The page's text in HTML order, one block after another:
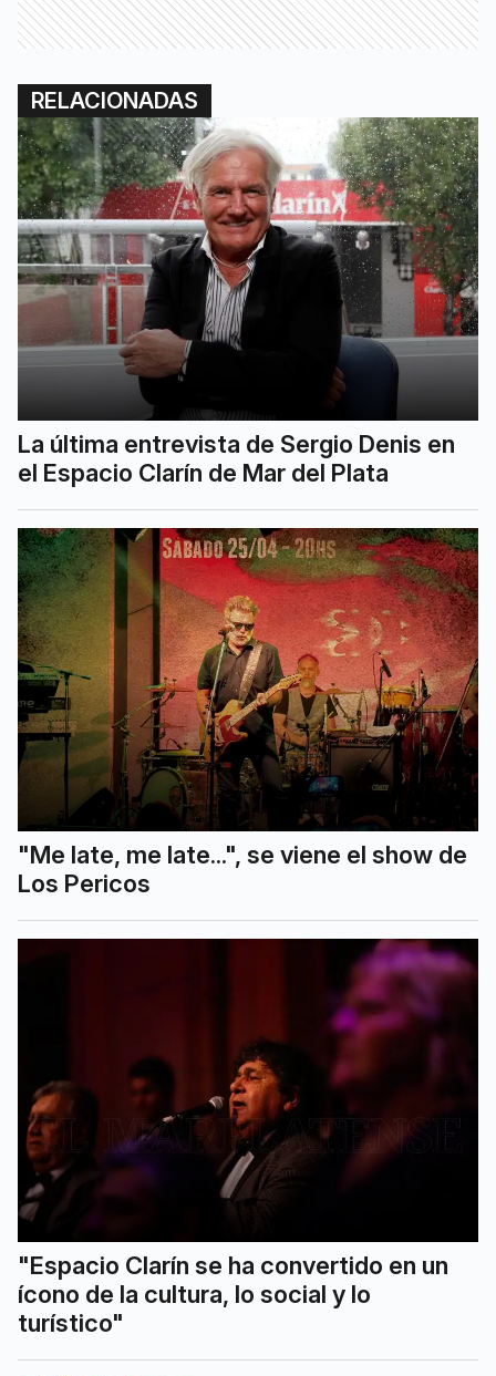
RELACIONADAS
La última entrevista de Sergio Denis en
el Espacio Clarín de Mar del Plata
"Me late, me late...", se viene el show de
Los Pericos
"Espacio Clarín se ha convertido en un
ícono de la cultura, lo social y lo
turístico"